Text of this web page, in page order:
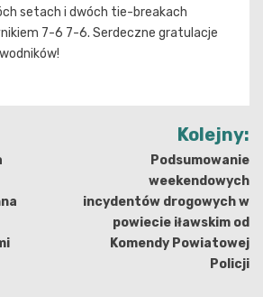
setach i dwóch tie-breakach
7-6 7-6. Serdeczne gratulacje
Kolejny:
Podsumowanie
weekendowych
incydentów drogowych w
powiecie iławskim od
Komendy Powiatowej
Policji